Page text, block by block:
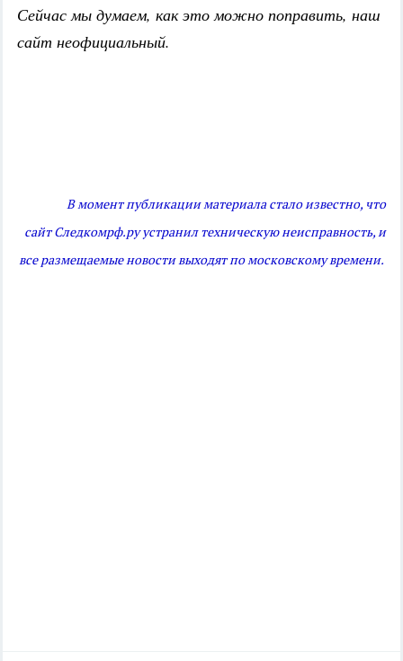
Сейчас мы думаем, как это можно поправить, наш
сайт неофициальный.
В момент публикации материала стало известно, что
сайт Следкомрф.ру устранил техническую неисправность, и
все размещаемые новости выходят по московскому времени.